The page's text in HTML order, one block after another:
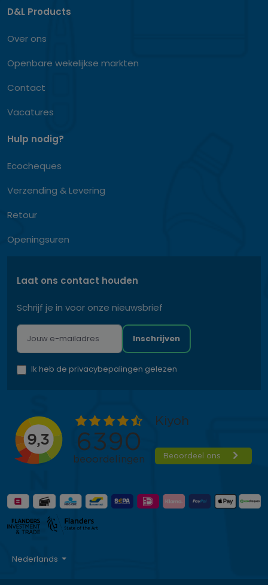
D&L Products
Over ons
Openbare wekelijkse markten
Contact
Vacatures
Hulp nodig?
Ecocheques
Verzending & Levering
Retour
Openingsuren
Laat ons contact houden
Schrijf je in voor onze nieuwsbrief
Inschrijven
Ik heb de privacybepalingen gelezen
Nederlands